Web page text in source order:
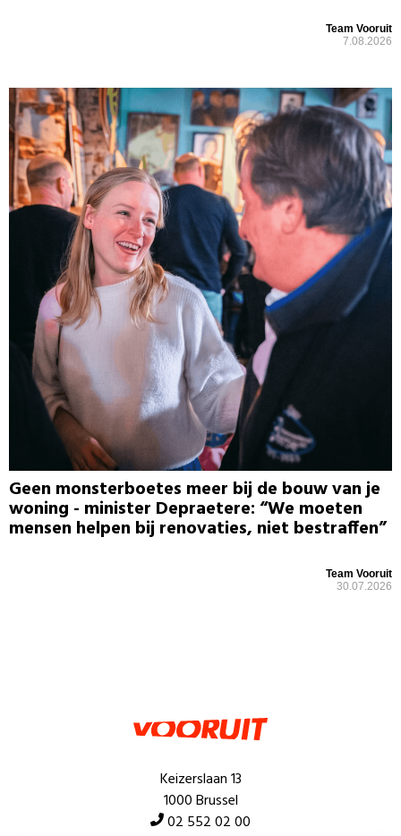
Team Vooruit
7.08.2026
Geen monsterboetes meer bij de bouw van je
woning - minister Depraetere: “We moeten
mensen helpen bij renovaties, niet bestraffen”
Team Vooruit
30.07.2026
Keizerslaan 13
1000 Brussel
02 552 02 00